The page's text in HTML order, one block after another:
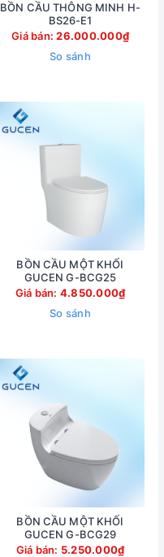
BỒN CẦU THÔNG MINH H-
BS26-E1
Giá bán:26.000.000₫
So sánh
BỒN CẦU MỘT KHỐI
GUCEN G-BCG25
Giá bán: 4.850.000₫
So sánh
BỒN CẦU MỘT KHỐI
GUCEN G-BCG29
Giá bán: 5.250.000₫